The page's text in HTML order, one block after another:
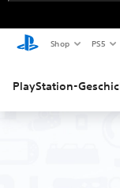
Shop PS5
PlayStation-